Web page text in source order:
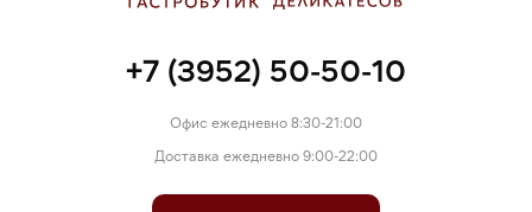
+7 (3952) 50-50-10
Офис ежедневно 8:30-21:00
Доставка ежедневно 9:00-22:00